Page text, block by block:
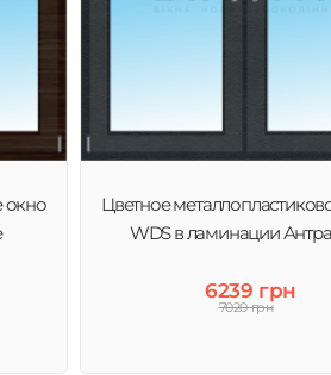
окно
Цветное
WDS в ламинации
6239 грн
7020 грн